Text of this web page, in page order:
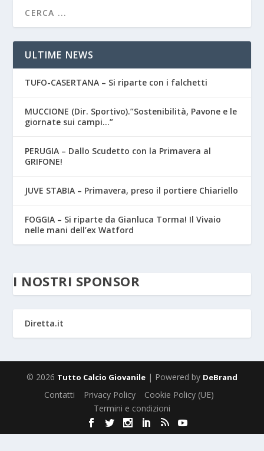
ULTIME NEWS
TUFO-CASERTANA – Si riparte con i falchetti
MUCCIONE (Dir. Sportivo).”Sostenibilità, Pavone e le
giornate sui campi…”
PERUGIA – Dallo Scudetto con la Primavera al
GRIFONE!
JUVE STABIA – Primavera, preso il portiere Chiariello
FOGGIA – Si riparte da Gianluca Torma! Il Vivaio
nelle mani dell’ex Watford
I NOSTRI SPONSOR
Diretta.it
© 2026 Tutto Calcio Giovanile | Powered by DeBrand
Contatti Privacy Policy
Cookie Policy (UE)
Termini e condizioni